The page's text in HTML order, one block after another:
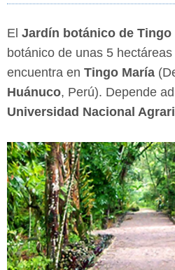
El Jardín botánico de Tingo
botánico de unas 5
encuentra en Tingo María
Huánuco, Perú). Depende
Universidad Nacional